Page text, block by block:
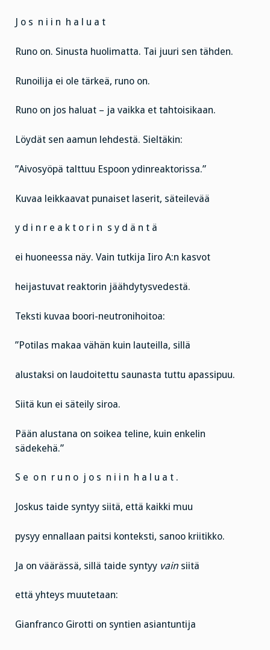
J o s n i i n h a l u a t
Runo on. Sinusta huolimatta. Tai juuri sen tähden.
Runoilija ei ole tärkeä, runo on.
Runo on jos haluat – ja vaikka et tahtoisikaan.
Löydät sen aamun lehdestä. Sieltäkin:
”Aivosyöpä talttuu Espoon ydinreaktorissa.”
Kuvaa leikkaavat punaiset laserit, säteilevää
y d i n r e a k t o r i n s y d ä n t ä
ei huoneessa näy. Vain tutkija Iiro A:n kasvot
heijastuvat reaktorin jäähdytysvedestä.
Teksti kuvaa boori-neutronihoitoa:
”Potilas makaa vähän kuin lauteilla, sillä
alustaksi on laudoitettu saunasta tuttu apassipuu.
Siitä kun ei säteily siroa.
Pään alustana on soikea teline, kuin enkelin
sädekehä.”
S e o n r u n o j o s n i i n h a l u a t .
Joskus taide syntyy siitä, että kaikki muu
pysyy ennallaan paitsi konteksti, sanoo kriitikko.
Ja on väärässä, sillä taide syntyy vain siitä
että yhteys muutetaan:
Gianfranco Girotti on syntien asiantuntija